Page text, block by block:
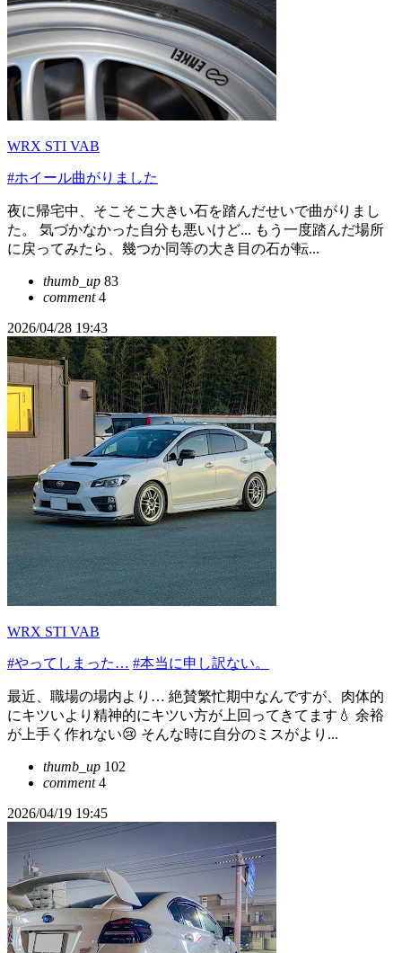
WRX STI VAB
#ホイール曲がりました
夜に帰宅中、そこそこ大きい石を踏んだせいで曲がりまし
た。 気づかなかった自分も悪いけど... もう一度踏んだ場所
に戻ってみたら、幾つか同等の大き目の石が転...
thumb_up 83
comment4
2026/04/28 19:43
WRX STI VAB
#やってしまった… #本当に申し訳ない。
最近、職場の場内より… 絶賛繁忙期中なんですが、肉体的
にキツいより精神的にキツい方が上回ってきてます💧 余裕
が上手く作れない😢 そんな時に自分のミスがより...
thumb_up 102
comment4
2026/04/19 19:45